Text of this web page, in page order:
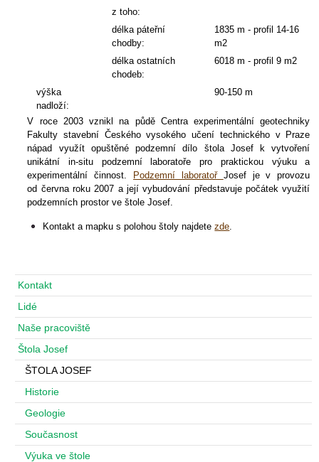
z toho:
délka páteřní
chodby:
1835 m - profil 14-16
m2
délka ostatních
chodeb:
6018 m - profil 9 m2
výška
nadloží:
90-150 m
V roce 2003 vznikl na půdě Centra experimentální geotechniky
Fakulty stavební Českého vysokého učení technického v Praze
nápad využít opuštěné podzemní dílo štola Josef k vytvoření
unikátní in-situ podzemní laboratoře pro praktickou výuku a
experimentální činnost.
Podzemní laboratoř
Josef je v provozu
od června roku 2007 a její vybudování představuje počátek využití
podzemních prostor ve štole Josef.
Kontakt a mapku s polohou štoly najdetezde.
Navigace
Kontakt
Lidé
Naše pracoviště
Štola Josef
ŠTOLA JOSEF
Historie
Geologie
Současnost
Výuka ve štole